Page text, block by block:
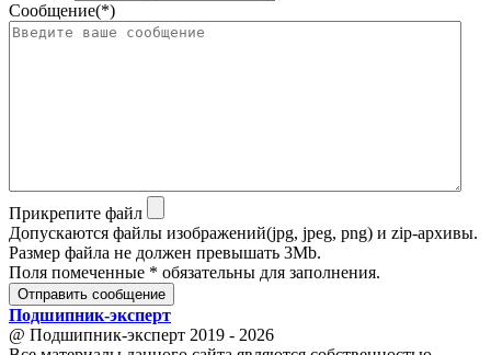
Сообщение(*)
Прикрепите файл
Допускаются файлы изображений(jpg, jpeg, png) и zip-архивы.
Размер файла не должен превышать 3Mb.
Поля помеченные * обязательны для заполнения.
Отправить сообщение
Подшипник-эксперт
@ Подшипник-эксперт 2019 - 2026